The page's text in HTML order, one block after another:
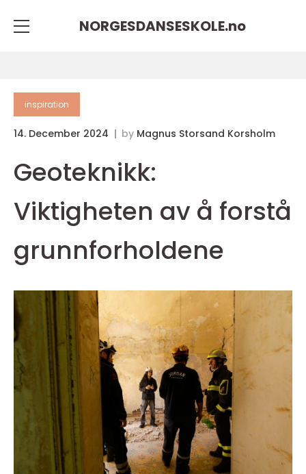
NORGESDANSESKOLE.no
inspiration
14. December 2024 by Magnus Storsand Korsholm
Geoteknikk:
Viktigheten av å forstå
grunnforholdene